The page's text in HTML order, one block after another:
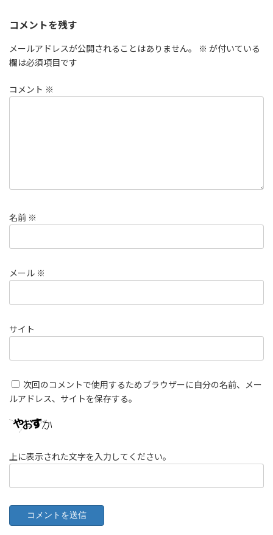
コメントを残す
メールアドレスが公開されることはありません。 ※ が付いている
欄は必須項目です
コメント ※
名前 ※
メール ※
サイト
次回のコメントで使用するためブラウザーに自分の名前、メー
ルアドレス、サイトを保存する。
上に表示された文字を入力してください。